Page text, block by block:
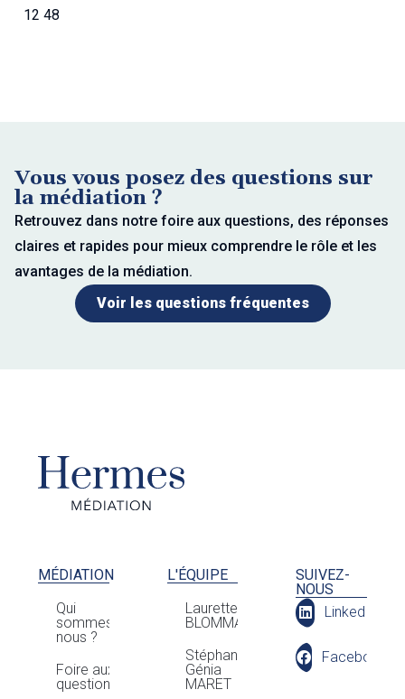
12 48
Vous vous posez des questions sur
la médiation ?
Retrouvez dans notre foire aux questions, des réponses
claires et rapides pour mieux comprendre le rôle et les
avantages de la médiation.
Voir les questions fréquentes
MÉDIATION
Qui
sommes-
nous ?
Foire aux
questions
L'ÉQUIPE
Laurette
BLOMMAERT
Stéphan
Génia
MARET
SUIVEZ-
NOUS
LinkedIn
Facebook